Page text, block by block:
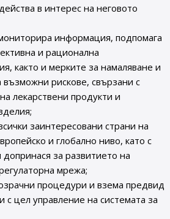
в интерес на неговото
информация, подпомага
и рационална
както и мерките за намаляване и
възможни рискове, свързани с
лекарствени продукти и
заинтересовани страни на
и глобално ниво, като с
за развитието на
мрежа;
процедури и взема предвид
с цел управление на системата за